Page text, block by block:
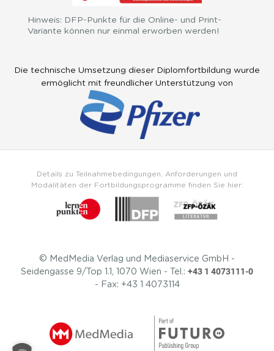
Hinweis: DFP-Punkte für die Online- und Print-
Variante können nur einmal erworben werden!
Die technische Umsetzung dieser Diplomfortbildung wurde
ermöglicht mit freundlicher Unterstützung von
Details zu Teilnahmebedingungen, Anforderungen und
Modalitäten der Fortbildungsprogramme finden Sie hier:
© MedMedia Verlag und Mediaservice GmbH -
Seidengasse 9/Top 1.1, 1070 Wien - Tel.: +43 1 4073111-0
- Fax: +43 1 4073114